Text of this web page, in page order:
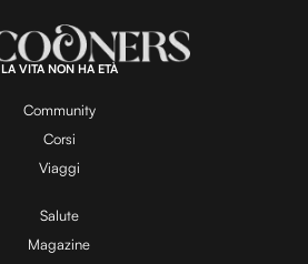
LA VITA NON HA ETÀ
Community
Corsi
Viaggi
Salute
Magazine